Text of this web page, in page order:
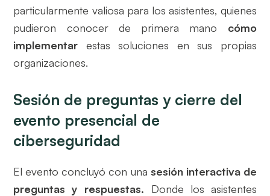
particularmente valiosa para los asistentes, quienes
pudieron conocer de primera mano cómo
implementar estas soluciones en sus propias
organizaciones.
Sesión de preguntas y cierre del
evento presencial de
ciberseguridad
El evento concluyó con una sesión interactiva de
preguntas y respuestas. Donde los asistentes